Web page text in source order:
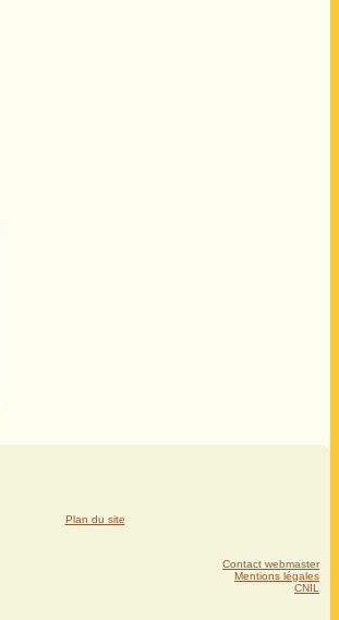
Plan du site
Contact webmaster
Mentions légales
CNIL